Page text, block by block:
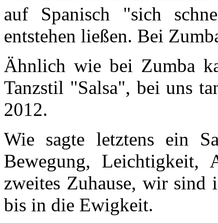
auf Spanisch "sich
entstehen ließen. Bei
Ähnlich wie bei Zumba
Tanzstil "Salsa", bei uns
2012.
Wie sagte letztens ein
Bewegung, Leichtigkeit,
zweites Zuhause, wir sind
bis in die Ewigkeit.